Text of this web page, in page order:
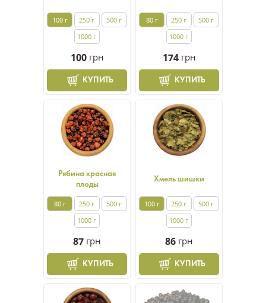
100 г 250 г
500 г
1000 г
100 грн
КУПИТЬ
80 г 250 г
500 г
1000 г
174 грн
КУПИТЬ
Рябина красная
плоды
80 г 250 г
500 г
1000 г
87 грн
КУПИТЬ
Хмель шишки
100 г 250 г
500 г
1000 г
86 грн
КУПИТЬ